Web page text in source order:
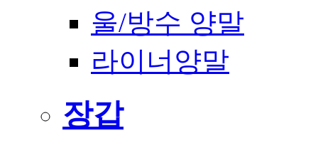
울/방수 양말
라이너양말
장갑